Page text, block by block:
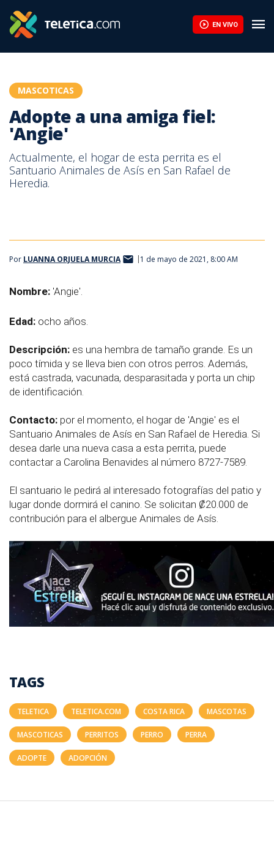
EN VIVO
MASCOTICAS
Adopte a una amiga fiel:
'Angie'
Actualmente, el hogar de esta perrita es el
Santuario Animales de Asís en San Rafael de
Heredia.
Por LUANNA ORJUELA MURCIA 1 de mayo de 2021, 8:00 AM
Nombre: 'Angie'.
Edad: ocho años.
Descripción: es una hembra de tamaño grande. Es un
poco tímida y se lleva bien con otros perros. Además,
está castrada, vacunada, desparasitada y porta un chip
de identificación.
Contacto: por el momento, el hogar de 'Angie' es el
Santuario Animales de Asís en San Rafael de Heredia. Si
desea darle una nueva casa a esta perrita, puede
contactar a Carolina Benavides al número 8727-7589.
El santuario le pedirá al interesado fotografías del patio y
lugar donde dormirá el canino. Se solicitan ₡20.000 de
contribución para el albergue Animales de Asís.
TAGS
TELETICA TELETICA.COM COSTA RICA MASCOTAS
MASCOTICAS PERRITOS PERRO PERRA
ADOPTE ADOPCIÓN